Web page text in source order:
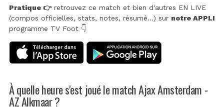
Pratique 👉retrouvez ce match et bien d'autres EN LIVE
(compos officielles, stats, notes, résumé...) sur notre APPLI
programme TV Foot 👇
À quelle heure s'est joué le match Ajax Amsterdam -
AZ Alkmaar ?